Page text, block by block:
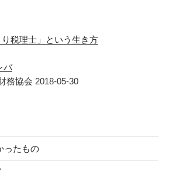
税理士」という生き方
バ
務協会 2018-05-30
ったもの